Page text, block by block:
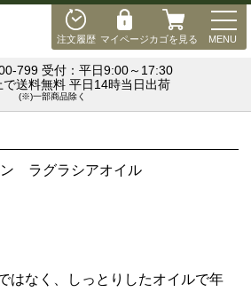
注文履歴 マイページカゴを見る MENU
799 受付：平日9:00～17:30
送料無料 平日14時当日出荷
(※)一部商品除く
ン ラグラシアオイル
はなく、しっとりしたオイルで年